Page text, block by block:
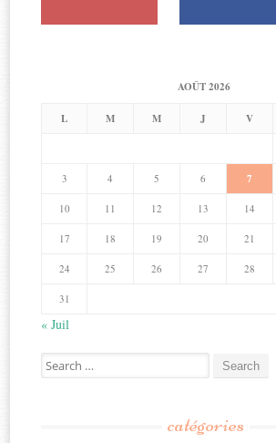
AOÛT 2026
L M M J V
3 4 5 6 7
10 11 12 13 14
17 18 19 20 21
24 25 26 27 28
31
« Juil
Search
for:
catégories